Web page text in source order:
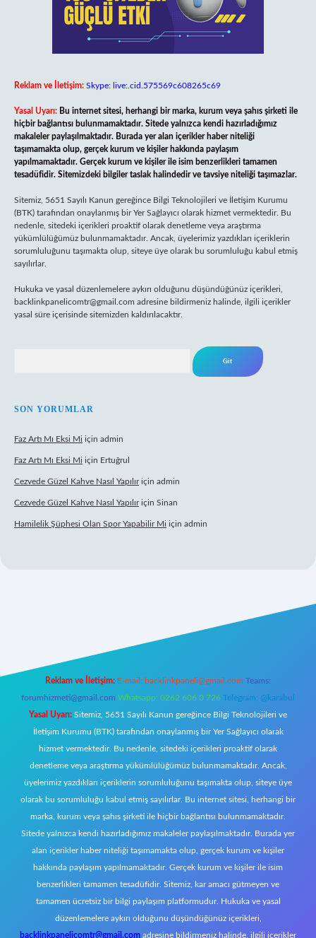
Reklam ve İletişim: Skype: live:.cid.575569c608265c69
Yasal Uyarı: Bu internet sitesi, herhangi bir marka, kurum veya şahıs şirketi ile
hiçbir bağlantısı bulunmamaktadır. Sitede yalnızca kendi hazırladığımız
makaleler paylaşılmaktadır. Burada yer alan içerikler haber niteliği
taşımamakta olup, gerçek kurum ve kişiler hakkında paylaşım
yapılmamaktadır. Gerçek kurum ve kişiler ile isim benzerlikleri tamamen
tesadüfidir. Sitemizdeki bilgiler taslak halindedir ve tavsiye niteliği taşımazlar.
Sitemiz, 5651 Sayılı Kanun gereğince Bilgi Teknolojileri ve İletişim Kurumu
(BTK) tarafından onaylanmış bir Yer Sağlayıcı olarak hizmet vermektedir. Bu
nedenle, sitedeki içerikleri proaktif olarak denetleme veya araştırma
yükümlülüğümüz bulunmamaktadır. Ancak, üyelerimiz yazdıkları içeriklerin
sorumluluğunu taşımakta olup, siteye üye olarak bu sorumluluğu kabul etmiş
sayılırlar.
Hukuka ve yasal düzenlemelere aykırı olduğunu düşündüğünüz içerikleri,
backlinkpanelicomtr@gmail.com adresine bildirmeniz halinde, ilgili içerikler
yasal süre içerisinde sitemizden kaldırılacaktır.
SON YORUMLAR
Faz Artı Mı Eksi Mi için admin
Faz Artı Mı Eksi Mi için Ertuğrul
Cezvede Güzel Kahve Nasıl Yapılıriçin admin
Cezvede Güzel Kahve Nasıl Yapılıriçin Sinan
Hamilelik Şüphesi Olan Spor Yapabilir Mi için admin
Reklam ve İletişim: E-mail: backlinkpaneli@gmail.com Teams:
forumhizmeti@gmail.com Whatsapp: 0262 606 0 726 Telegram: @karabul
Yasal Uyarı: Sitemiz, 5651 Sayılı Kanun gereğince Bilgi Teknolojileri ve
İletişim Kurumu (BTK) tarafından onaylanmış bir Yer Sağlayıcı olarak
hizmet vermektedir. Bu nedenle, sitedeki içerikleri proaktif olarak
denetleme veya araştırma yükümlülüğümüz bulunmamaktadır. Ancak,
üyelerimiz yazdıkları içeriklerin sorumluluğunu taşımakta olup, siteye üye
olarak bu sorumluluğu kabul etmiş sayılırlar. Bu internet sitesi, herhangi bir
marka, kurum veya şahıs şirketi ile hiçbir bağlantısı bulunmamaktadır.
Sitede yalnızca kendi hazırladığımız makaleler paylaşılmaktadır. Burada yer
alan içerikler haber niteliği taşımamakta olup, gerçek kurum ve kişiler
hakkında paylaşım yapılmamaktadır. Gerçek kurum ve kişiler ile isim
benzerlikleri tamamen tesadüfidir. Sitemiz, kar amacı gütmeyen ve
tamamen ücretsiz bir bilgi paylaşım platformudur. Hukuka ve yasal
düzenlemelere aykırı olduğunu düşündüğünüz içerikleri,
backlinkpanelicomtr@gmail.com adresine bildirmeniz halinde, ilgili içerikler